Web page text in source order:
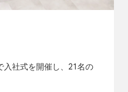
入社式を開催し、21名の